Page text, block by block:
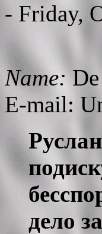
- Friday,
Name:De
E-mail:
дело